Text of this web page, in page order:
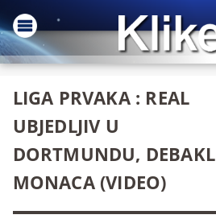
LIGA PRVAKA : REAL
UBJEDLJIV U
DORTMUNDU, DEBAKL
MONACA (VIDEO)